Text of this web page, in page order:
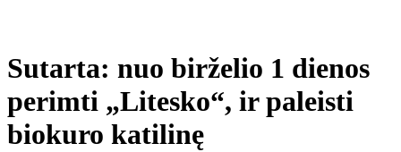
Sutarta: nuo birželio 1 dienos
perimti „Litesko“, ir paleisti
biokuro katilinę